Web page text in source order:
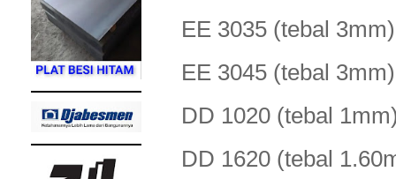
EE 3035 (tebal
EE 3045 (tebal
DD 1020 (tebal
DD 1620 (tebal